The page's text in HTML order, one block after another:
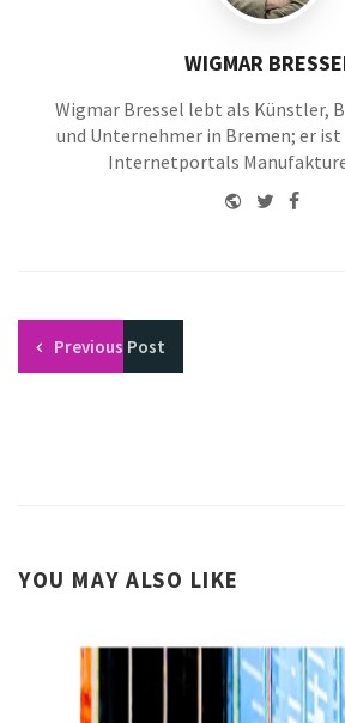
WIGMAR
Wigmar Bressel lebt als Künstler,
und Unternehmer in Bremen; er ist
Internetportals
WebsiteTwitter
Previous Post
YOU MAY ALSO LIKE